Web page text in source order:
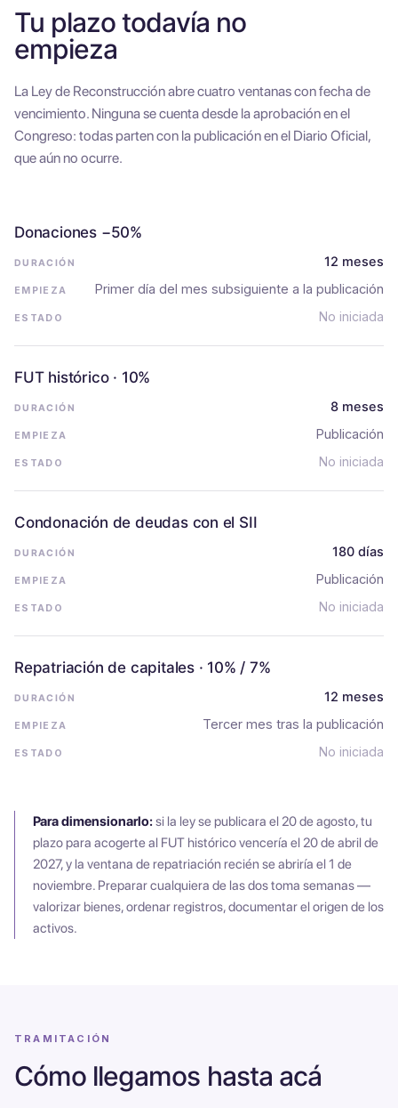
Tu plazo todavía no
empieza
La Ley de Reconstrucción abre cuatro ventanas con fecha de
vencimiento. Ninguna se cuenta desde la aprobación en el
Congreso: todas parten con la publicación en el Diario Oficial,
que aún no ocurre.
Donaciones −50%
12 meses
Primer día del mes subsiguiente a la publicación
No iniciada
FUT histórico · 10%
8 meses
Publicación
No iniciada
Condonación de deudas con el SII
180 días
Publicación
No iniciada
Repatriación de capitales · 10% / 7%
12 meses
Tercer mes tras la publicación
No iniciada
Para dimensionarlo:si la ley se publicara el 20 de agosto, tu
plazo para acogerte al FUT histórico vencería el 20 de abril de
2027, y la ventana de repatriación recién se abriría el 1 de
noviembre. Preparar cualquiera de las dos toma semanas —
valorizar bienes, ordenar registros, documentar el origen de los
activos.
TRAMITACIÓN
Cómo llegamos hasta acá